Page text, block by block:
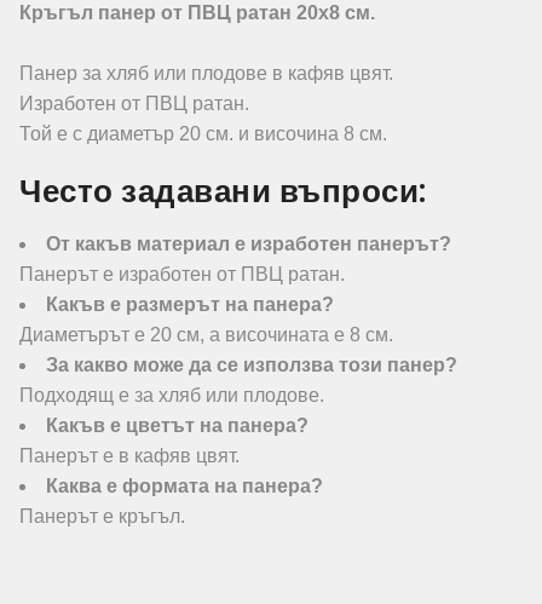
Кръгъл панер от ПВЦ ратан 20х8 см.
Панер за хляб или плодове в кафяв цвят.
Изработен от ПВЦ ратан.
Той е с диаметър 20 см. и височина 8 см.
Често задавани въпроси:
От какъв материал е изработен панерът?
Панерът е изработен от ПВЦ ратан.
Какъв е размерът на панера?
Диаметърът е 20 см, а височината е 8 см.
За какво може да се използва този панер?
Подходящ е за хляб или плодове.
Какъв е цветът на панера?
Панерът е в кафяв цвят.
Каква е формата на панера?
Панерът е кръгъл.